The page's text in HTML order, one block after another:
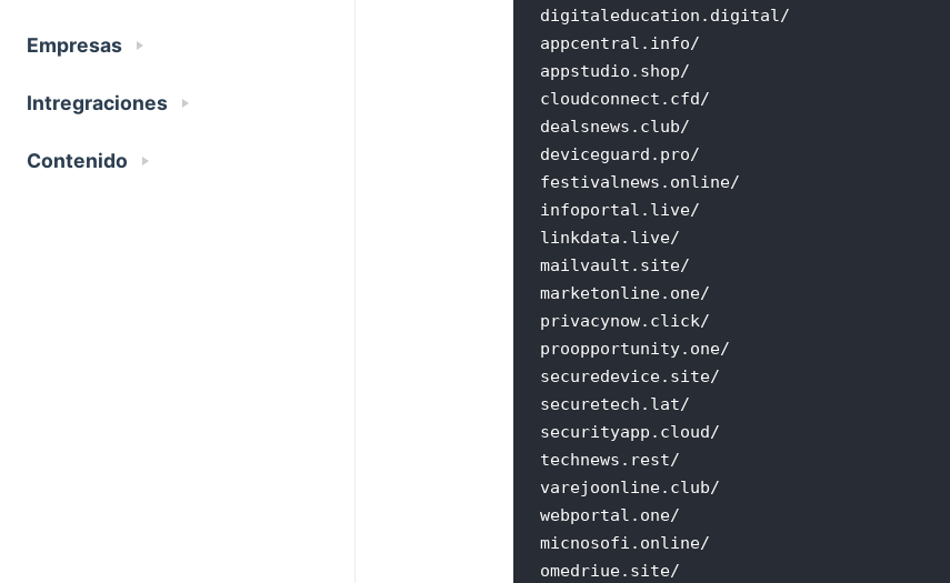
Empresas
Intregraciones
Contenido
digitaleducation.digital/
appcentral.info/
appstudio.shop/
cloudconnect.cfd/
dealsnews.club/
deviceguard.pro/
festivalnews.online/
infoportal.live/
linkdata.live/
mailvault.site/
marketonline.one/
privacynow.click/
proopportunity.one/
securedevice.site/
securetech.lat/
securityapp.cloud/
technews.rest/
varejoonline.club/
webportal.one/
micnosofi.online/
omedriue.site/